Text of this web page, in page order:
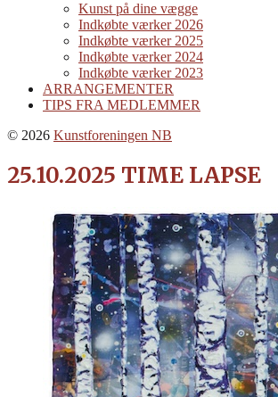
menu
Kunst på dine vægge
Indkøbte værker 2026
Indkøbte værker 2025
Indkøbte værker 2024
Indkøbte værker 2023
ARRANGEMENTER
TIPS FRA MEDLEMMER
© 2026 Kunstforeningen NB
25.10.2025 TIME LAPSE